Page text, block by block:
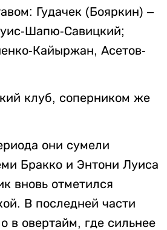
Гудачек (Бояркин) –
Шапю-Савицкий;
Кайыржан, Асетов-
клуб, соперником же
они сумели
Бракко и Энтони Луиса
вновь отметился
В последней части
в овертайм, где сильнее